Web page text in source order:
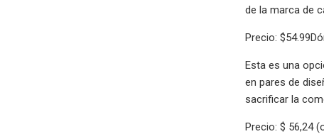
de la marca de
Precio:
Esta es una
en pares de
sacrificar la
Precio: $ 56,24